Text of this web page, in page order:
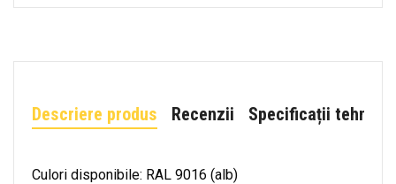
Descriere produs Recenzii Specificații tehnice
Culori disponibile: RAL 9016 (alb)